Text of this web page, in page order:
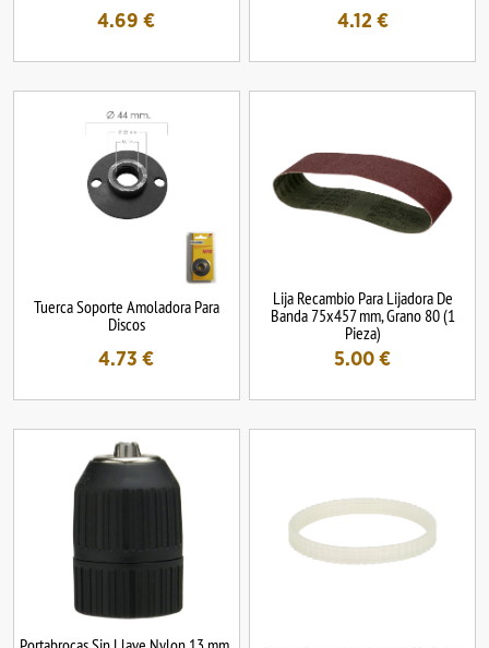
4.69 € 4.12 €
Tuerca Soporte Amoladora Para
Discos
4.73 €
Lija Recambio Para Lijadora De
Banda 75x457 mm, Grano 80 (1
Pieza)
5.00 €